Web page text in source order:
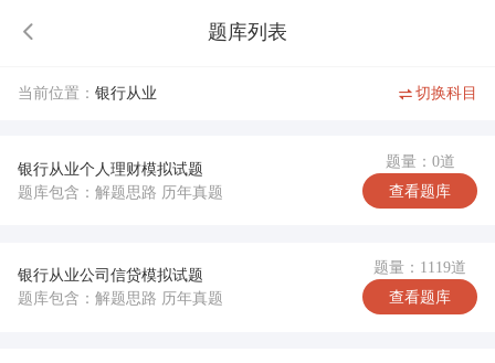
题库列表
当前位置： 银行从业 切换科目
银行从业个人理财模拟试题
题库包含：解题思路 历年真题
题量：0道
查看题库
银行从业公司信贷模拟试题
题库包含：解题思路 历年真题
题量：1119道
查看题库